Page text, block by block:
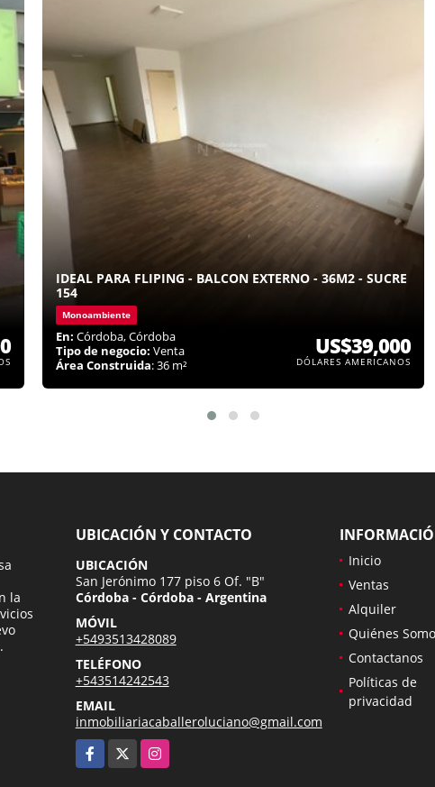
IDEAL PARA FLIPING - BALCON EXTERNO - 36M2 - SUCRE
154
Monoambiente
En: Córdoba, Córdoba
Tipo de negocio: Venta
Área Construida: 36 m²
US$39,000
DÓLARES AMERICANOS
la
UBICACIÓN Y CONTACTO
UBICACIÓN
San Jerónimo 177 piso 6 Of. "B"
Córdoba - Córdoba - Argentina
MÓVIL
+5493513428089
TELÉFONO
+543514242543
EMAIL
inmobiliariacaballeroluciano@gmail.com
Facebook
Instagram
Inicio
Ventas
Alquiler
Quiénes
Contactanos
Políticas de
privacidad